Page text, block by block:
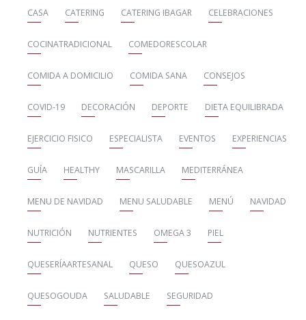
CASA CATERING CATERING IBAGAR CELEBRACIONES
COCINATRADICIONAL COMEDORESCOLAR
COMIDA A DOMICILIO COMIDA SANA CONSEJOS
COVID-19 DECORACIÓN DEPORTE DIETA EQUILIBRADA
EJERCICIO FISICO ESPECIALISTA EVENTOS EXPERIENCIAS
GUÍA HEALTHY MASCARILLA MEDITERRÁNEA
MENU DE NAVIDAD MENU SALUDABLE MENÚ NAVIDAD
NUTRICIÓN NUTRIENTES OMEGA 3 PIEL
QUESERÍAARTESANAL QUESO QUESOAZUL
QUESOGOUDA SALUDABLE SEGURIDAD